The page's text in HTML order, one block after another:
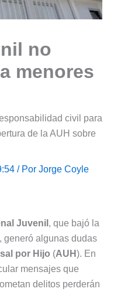
no
menores
civil para
de la AUH sobre
/ Por Jorge Coyle
Juvenil , que bajó la
generó algunas dudas
por Hijo (AUH ). En
mensajes que
delitos perderán